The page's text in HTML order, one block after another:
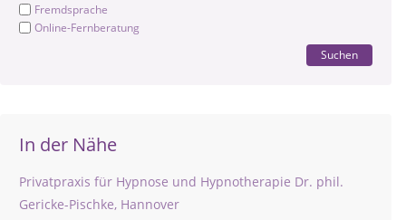
Fremdsprache
Online-Fernberatung
Suchen
In der Nähe
Privatpraxis für Hypnose und Hypnotherapie Dr. phil.
Gericke-Pischke, Hannover